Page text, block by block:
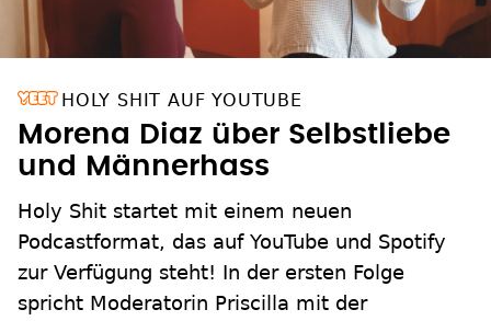
HOLY SHIT AUF YOUTUBE
Morena Diaz über Selbstliebe
und Männerhass
Holy Shit startet mit einem neuen
Podcastformat, das auf YouTube und Spotify
zur Verfügung steht! In der ersten Folge
spricht Moderatorin Priscilla mit der